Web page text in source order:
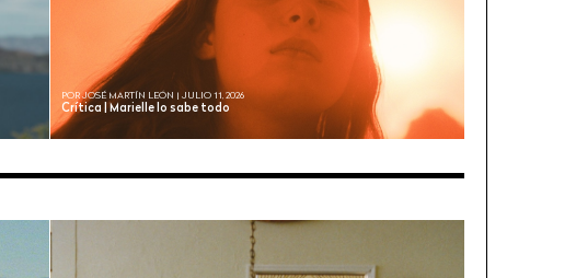
Crítica | Marielle lo sabe todo
POR JOSÉ MARTÍN LEÓN | JULIO 11, 2026